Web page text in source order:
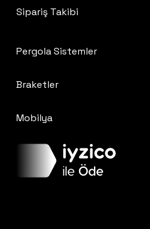
Sipariş Takibi
Pergola Sistemler
Braketler
Mobilya